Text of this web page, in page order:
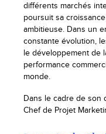
différents marchés
poursuit sa
ambitieuse. Dans un
constante évolution,
le développement de
performance
monde.
Dans le cadre de son
Chef de Projet